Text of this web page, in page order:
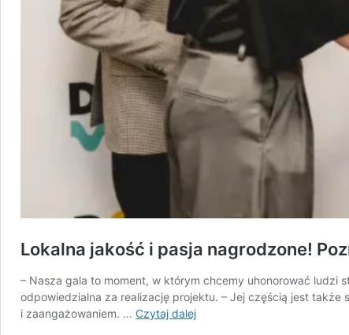
Lokalna jakość i pasja nagrodzone!
– Nasza gala to moment, w którym chcemy uhonorować ludzi
odpowiedzialna za realizację projektu. – Jej częścią jest
i zaangażowaniem. … Czytaj dalejLokalna